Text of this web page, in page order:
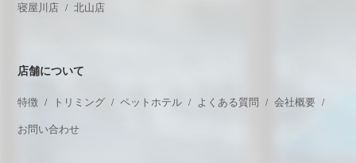
寝屋川店 北山店
店舗について
特徴 トリミング ペットホテル よくある質問 会社概要
お問い合わせ